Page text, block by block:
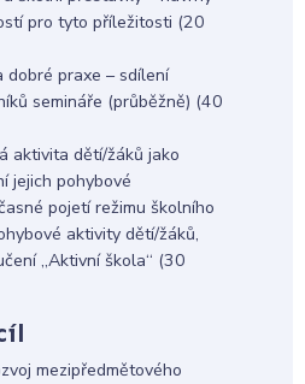
pro tyto příležitosti (20
dobré praxe – sdílení
semináře (průběžně) (40
aktivita dětí/žáků jako
jejich pohybové
pojetí režimu školního
aktivity dětí/žáků,
„Aktivní škola“ (30
mezipředmětového